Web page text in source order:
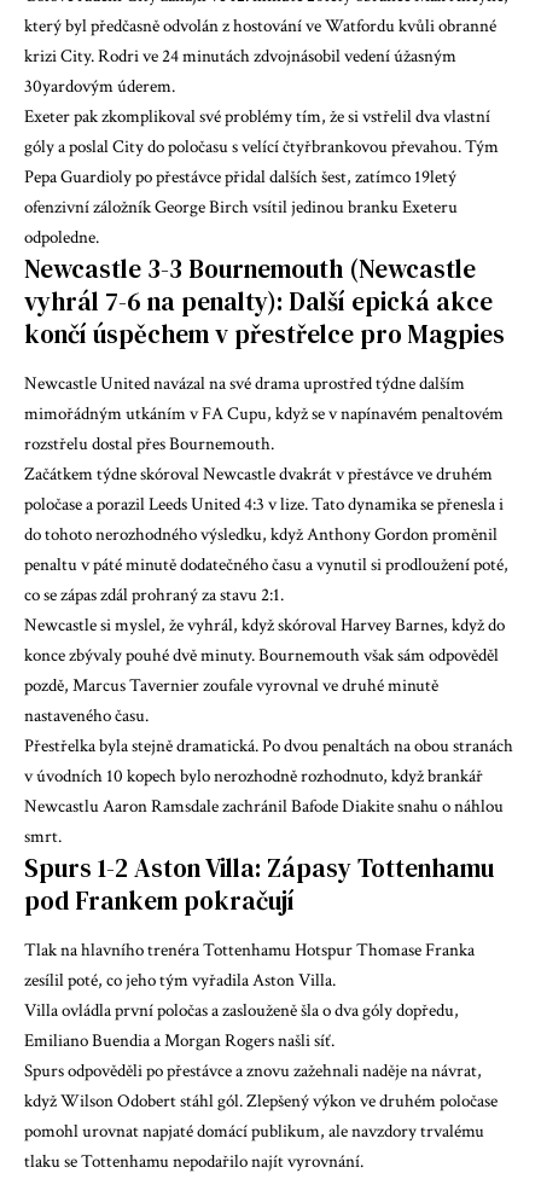
který byl předčasně odvolán z hostování ve Watfordu kvůli obranné
krizi City. Rodri ve 24 minutách zdvojnásobil vedení úžasným
30yardovým úderem.
Exeter pak zkomplikoval své problémy tím, že si vstřelil dva vlastní
góly a poslal City do poločasu s velící čtyřbrankovou převahou. Tým
Pepa Guardioly po přestávce přidal dalších šest, zatímco 19letý
ofenzivní záložník George Birch vsítil jedinou branku Exeteru
odpoledne.
Newcastle 3-3 Bournemouth (Newcastle
vyhrál 7-6 na penalty): Další epická akce
končí úspěchem v přestřelce pro Magpies
Newcastle United navázal na své drama uprostřed týdne dalším
mimořádným utkáním v FA Cupu, když se v napínavém penaltovém
rozstřelu dostal přes Bournemouth.
Začátkem týdne skóroval Newcastle dvakrát v přestávce ve druhém
poločase a porazil Leeds United 4:3 v lize. Tato dynamika se přenesla i
do tohoto nerozhodného výsledku, když Anthony Gordon proměnil
penaltu v páté minutě dodatečného času a vynutil si prodloužení poté,
co se zápas zdál prohraný za stavu 2:1.
Newcastle si myslel, že vyhrál, když skóroval Harvey Barnes, když do
konce zbývaly pouhé dvě minuty. Bournemouth však sám odpověděl
pozdě, Marcus Tavernier zoufale vyrovnal ve druhé minutě
nastaveného času.
Přestřelka byla stejně dramatická. Po dvou penaltách na obou stranách
v úvodních 10 kopech bylo nerozhodně rozhodnuto, když brankář
Newcastlu Aaron Ramsdale zachránil Bafode Diakite snahu o náhlou
smrt.
Spurs 1-2 Aston Villa: Zápasy Tottenhamu
pod Frankem pokračují
Tlak na hlavního trenéra Tottenhamu Hotspur Thomase Franka
zesílil poté, co jeho tým vyřadila Aston Villa.
Villa ovládla první poločas a zaslouženě šla o dva góly dopředu,
Emiliano Buendia a Morgan Rogers našli síť.
Spurs odpověděli po přestávce a znovu zažehnali naděje na návrat,
když Wilson Odobert stáhl gól. Zlepšený výkon ve druhém poločase
pomohl urovnat napjaté domácí publikum, ale navzdory trvalému
tlaku se Tottenhamu nepodařilo najít vyrovnání.